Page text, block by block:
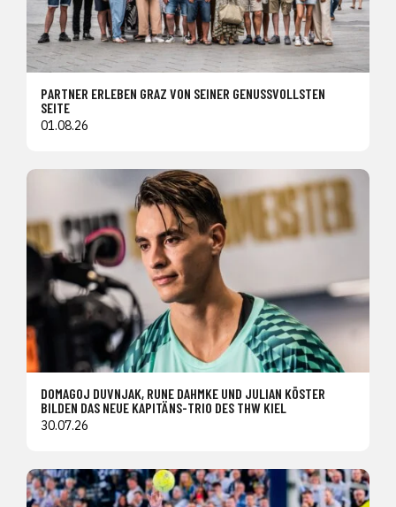
PARTNER ERLEBEN GRAZ VON SEINER GENUSSVOLLSTEN
SEITE
01.08.26
DOMAGOJ DUVNJAK, RUNE DAHMKE UND JULIAN KÖSTER
BILDEN DAS NEUE KAPITÄNS-TRIO DES THW KIEL
30.07.26